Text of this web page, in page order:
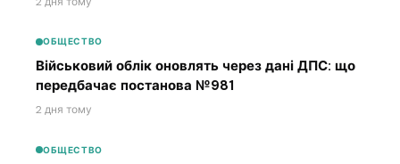
ОБЩЕСТВО
Військовий облік оновлять через дані ДПС: що
передбачає постанова №981
2 дня тому
ОБЩЕСТВО